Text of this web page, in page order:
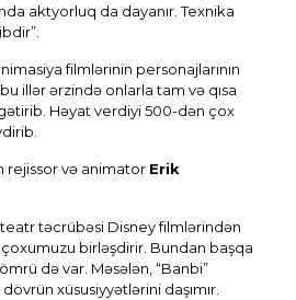
aktyorluq da dayanır. Texnika
filmlərinin personajlarının
bu illər ərzində onlarla tam və qısa
Həyat verdiyi 500-dən çox
rejissor və animator Erik
təcrübəsi Disney filmlərindən
çoxumuzu birləşdirir. Bundan başqa
də var. Məsələn, “Banbi”
xüsusiyyətlərini daşımır.